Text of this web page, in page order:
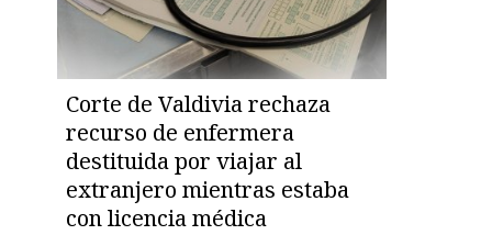
Corte de Valdivia rechaza
recurso de enfermera
destituida por viajar al
extranjero mientras estaba
con licencia médica